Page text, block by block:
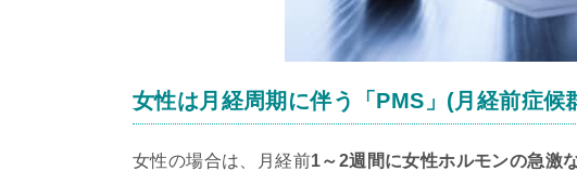
女性は月経周期に伴う「PMS」(月経前症候
女性の場合は、月経前1～2週間に女性ホルモンの急激